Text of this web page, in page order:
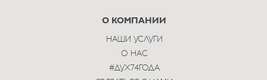
subscribe
О КОМПАНИИ
НАШИ УСЛУГИ
О НАС
#ДУХ74ГОДА